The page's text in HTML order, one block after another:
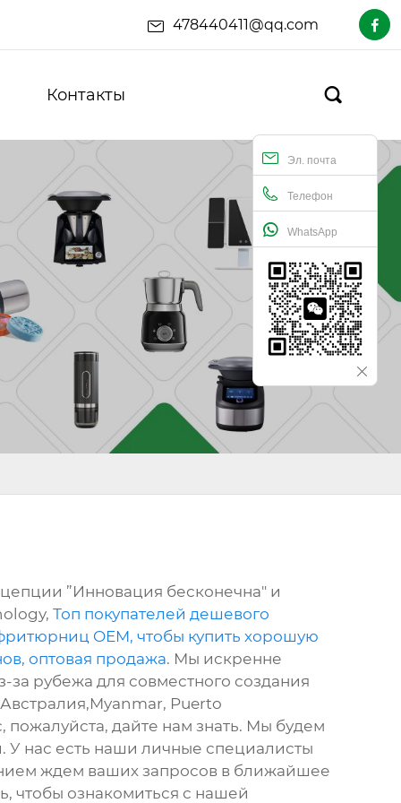
478440411@qq.com 
Контакты 
Эл. почта
Телефон
WhatsApp
”Инновация бесконечна" и
Топ покупателей дешевого
OEM, чтобы купить хорошую
оптовая продажа. Мы искренне
рубежа для совместного создания
Puerto
пожалуйста, дайте нам знать. Мы будем
нас есть наши личные специалисты
ждем ваших запросов в ближайшее
чтобы ознакомиться с нашей